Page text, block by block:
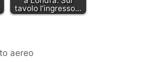
tavolo l’ingresso…
aereo